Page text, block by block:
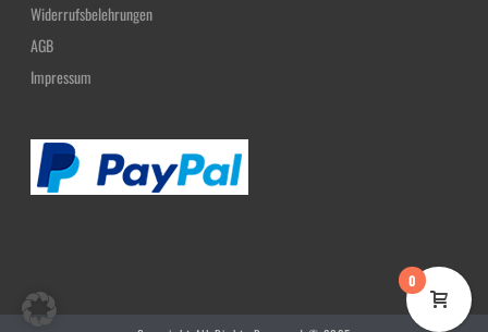
Widerrufsbelehrungen
AGB
Impressum
0